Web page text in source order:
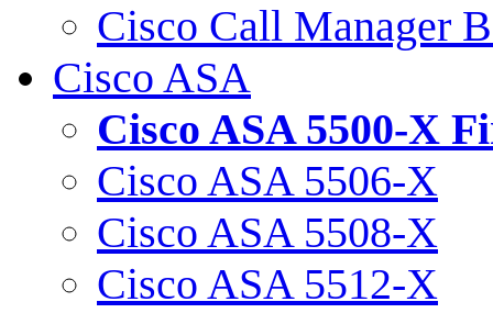
Cisco Call Manager
Cisco ASA
Cisco ASA 5500-X
Cisco ASA 5506-X
Cisco ASA 5508-X
Cisco ASA 5512-X